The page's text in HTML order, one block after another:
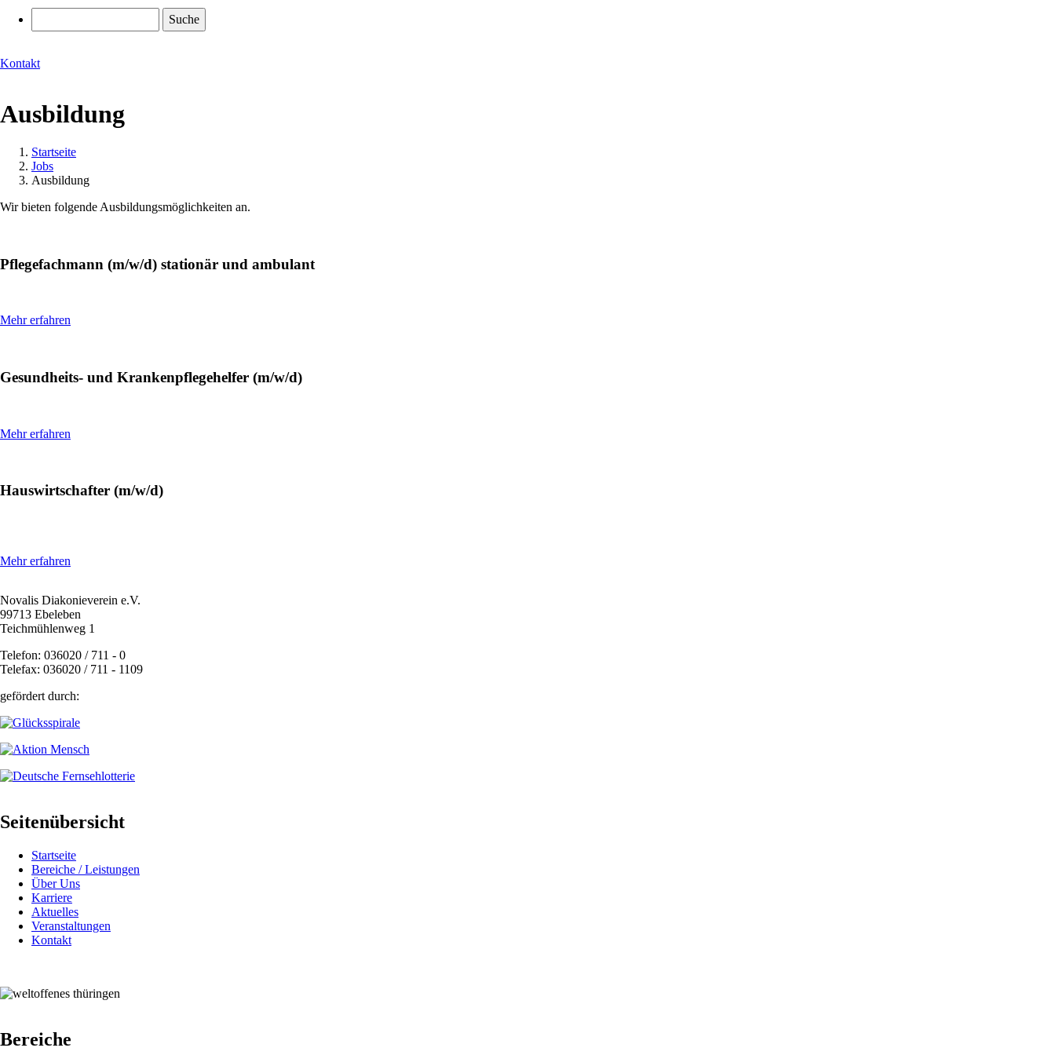
Kontakt
Ausbildung
Pfadnavigation
Startseite
Jobs
Ausbildung
Wir bieten folgende Ausbildungsmöglichkeiten an.
Pflegefachmann (m/w/d) stationär und ambulant
Mehr erfahren
Gesundheits- und Krankenpflegehelfer (m/w/d)
Mehr erfahren
Hauswirtschafter (m/w/d)
Mehr erfahren
Novalis Diakonieverein e.V.
99713 Ebeleben
Teichmühlenweg 1
Telefon: 036020 / 711 - 0
Telefax: 036020 / 711 - 1109
gefördert durch:
Seitenübersicht
Startseite
Bereiche / Leistungen
Über Uns
Karriere
Aktuelles
Veranstaltungen
Kontakt
Bereiche